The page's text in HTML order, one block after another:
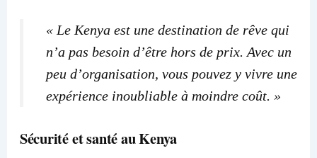
« Le Kenya est une destination de rêve qui
n’a pas besoin d’être hors de prix. Avec un
peu d’organisation, vous pouvez y vivre une
expérience inoubliable à moindre coût. »
Sécurité et santé au Kenya